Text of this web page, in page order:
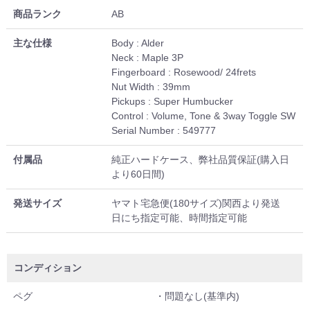
商品ランク AB
主な仕様
Body : Alder
Neck : Maple 3P
Fingerboard : Rosewood/ 24frets
Nut Width : 39mm
Pickups : Super Humbucker
Control : Volume, Tone & 3way Toggle SW
Serial Number : 549777
付属品
純正ハードケース、弊社品質保証(購入日
より60日間)
発送サイズ
ヤマト宅急便(180サイズ)関西より発送
日にち指定可能、時間指定可能
コンディション
ペグ ・問題なし(基準内)